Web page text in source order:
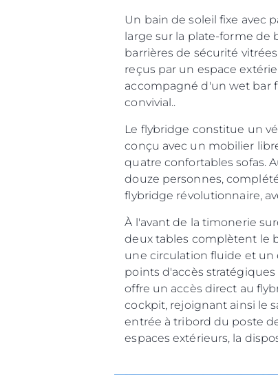
Un bain de soleil fixe avec
large sur la plate-forme de
barrières de sécurité
reçus par un espace
accompagné d'un wet bar
convivial..
Le flybridge constitue un
conçu avec un mobilier
quatre confortables sofas.
douze personnes,
flybridge révolutionnaire,
À l'avant de la timonerie
deux tables complètent le
une circulation fluide et un
points d'accès
offre un accès direct au
cockpit, rejoignant ainsi le
entrée à tribord du poste
espaces extérieurs, la